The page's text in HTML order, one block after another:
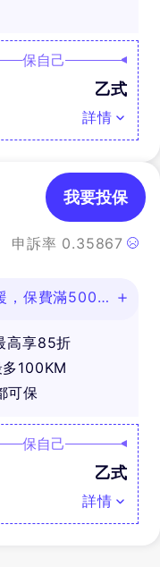
保自己
乙式
詳情
申訴率 0.35867
我要投保
，保費滿500即
高享85折
100KM
可保
保自己
乙式
詳情